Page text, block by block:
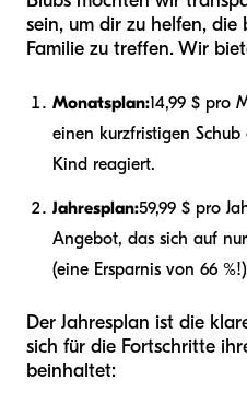
sein, um dir zu helfen, die
Familie zu treffen. Wir
Monatsplan:14,99 $ pro
einen kurzfristigen
Kind reagiert.
Jahresplan:59,99 $ pro
Angebot, das sich auf nur
(eine Ersparnis von 66
Der Jahresplan ist die
sich für die Fortschritte
beinhaltet: